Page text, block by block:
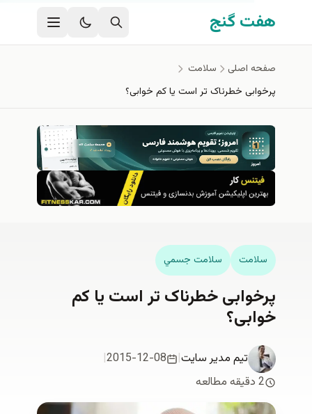
گنج
سلامت
خطرناک تر است یا کم خوابی؟
سلامت جسمي
خطرناک تر است یا کم
تیم مدیر سایت|
2015-12-08
|